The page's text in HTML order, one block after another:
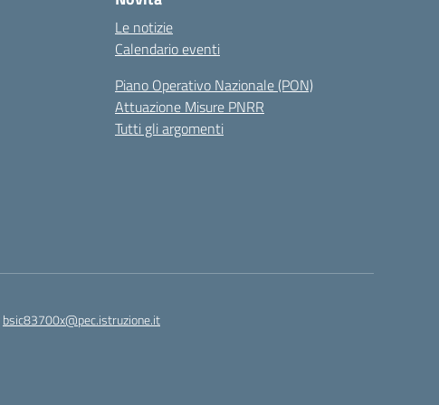
Le notizie
Calendario eventi
Piano Operativo Nazionale (PON)
Attuazione Misure PNRR
Tutti gli argomenti
bsic83700x@pec.istruzione.it